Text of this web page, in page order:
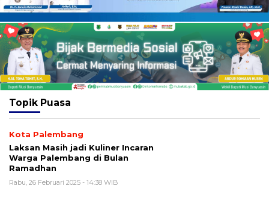
Topik Puasa
Kota Palembang
Laksan Masih jadi Kuliner Incaran
Warga Palembang di Bulan
Ramadhan
Rabu, 26 Februari 2025 - 14:38 WIB